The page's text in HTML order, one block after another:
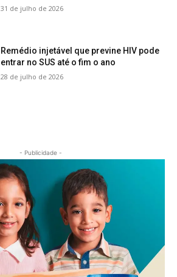
31 de julho de 2026
Remédio injetável que previne HIV pode
entrar no SUS até o fim o ano
28 de julho de 2026
- Publicidade -